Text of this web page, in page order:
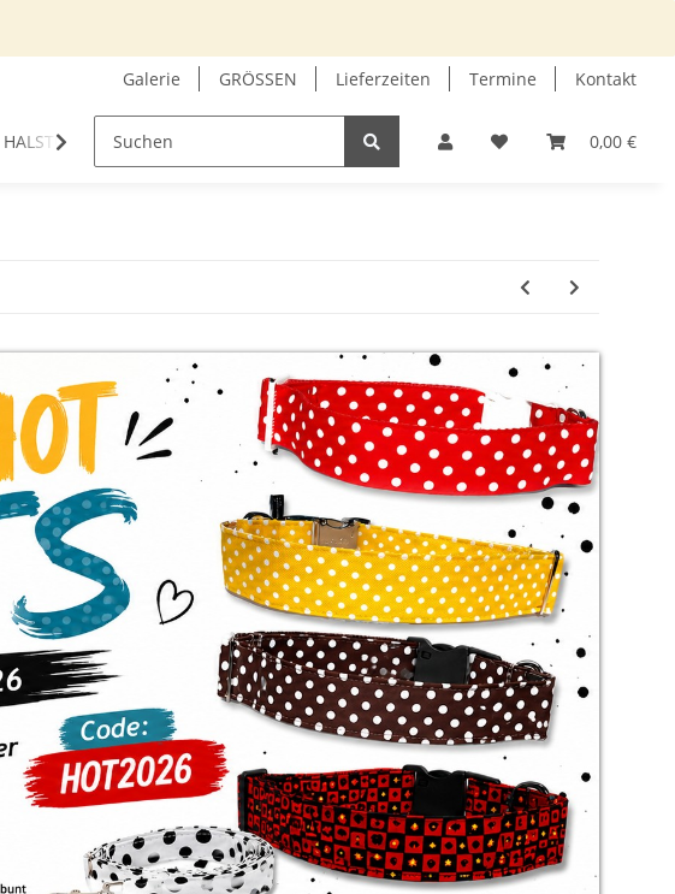
Galerie GRÖSSEN Lieferzeiten Termine Kontakt
0,00 €
HALSTUCH GUTSCHEIN INFOECKE